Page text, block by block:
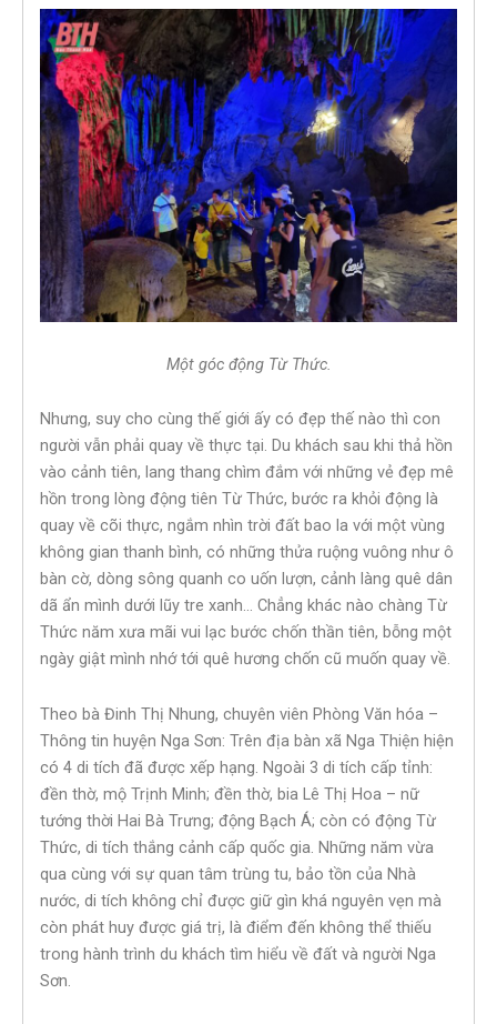
Một góc động Từ Thức.
Nhưng, suy cho cùng thế giới ấy có đẹp thế nào thì con
người vẫn phải quay về thực tại. Du khách sau khi thả hồn
vào cảnh tiên, lang thang chìm đắm với những vẻ đẹp mê
hồn trong lòng động tiên Từ Thức, bước ra khỏi động là
quay về cõi thực, ngắm nhìn trời đất bao la với một vùng
không gian thanh bình, có những thửa ruộng vuông như ô
bàn cờ, dòng sông quanh co uốn lượn, cảnh làng quê dân
dã ẩn mình dưới lũy tre xanh… Chẳng khác nào chàng Từ
Thức năm xưa mãi vui lạc bước chốn thần tiên, bỗng một
ngày giật mình nhớ tới quê hương chốn cũ muốn quay về.
Theo bà Đinh Thị Nhung, chuyên viên Phòng Văn hóa –
Thông tin huyện Nga Sơn: Trên địa bàn xã Nga Thiện hiện
có 4 di tích đã được xếp hạng. Ngoài 3 di tích cấp tỉnh:
đền thờ, mộ Trịnh Minh; đền thờ, bia Lê Thị Hoa – nữ
tướng thời Hai Bà Trưng; động Bạch Á; còn có động Từ
Thức, di tích thắng cảnh cấp quốc gia. Những năm vừa
qua cùng với sự quan tâm trùng tu, bảo tồn của Nhà
nước, di tích không chỉ được giữ gìn khá nguyên vẹn mà
còn phát huy được giá trị, là điểm đến không thể thiếu
trong hành trình du khách tìm hiểu về đất và người Nga
Sơn.